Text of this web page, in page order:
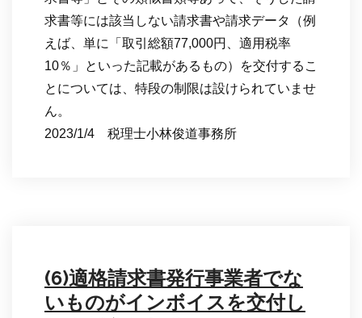
求書等には該当しない請求書や請求データ（例
えば、単に「取引総額77,000円、適用税率
10％」といった記載があるもの）を交付するこ
とについては、特段の制限は設けられていませ
ん。
2023/1/4 税理士小林俊道事務所
(6)適格請求書発行事業者でな
いものがインボイスを交付し